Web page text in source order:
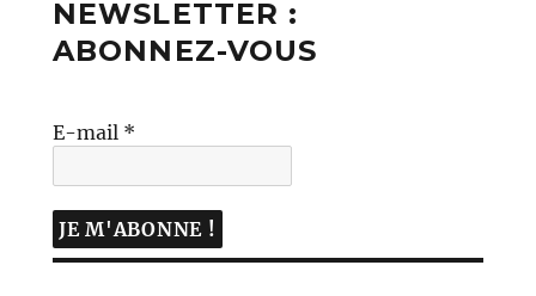
NEWSLETTER :
ABONNEZ-VOUS
E-mail *